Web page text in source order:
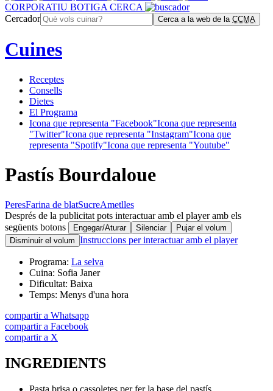
CORPORATIU BOTIGA CERCA
Cercador
Cerca a la web de la CCMA
Cuines
Receptes
Consells
Dietes
El Programa
Icona que representa "Facebook"Icona que representa
"Twitter"Icona que representa "Instagram"Icona que
representa "Spotify"Icona que representa "Youtube"
Pastís Bourdaloue
PeresFarina de blatSucreAmetlles
Després de la publicitat pots interactuar amb el player amb els
següents botons
Engegar/Aturar Silenciar
Pujar el volum
Disminuir el volum Instruccions per interactuar amb el player
Programa: La selva
Cuina: Sofia Janer
Dificultat: Baixa
Temps: Menys d'una hora
compartir a Whatsapp
compartir a Facebook
compartir a X
INGREDIENTS
Pasta brisa o cassoletes per fer la base del pastís